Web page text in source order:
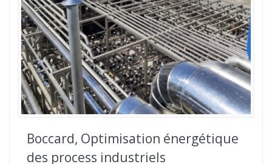
Boccard, Optimisation énergétique
des process industriels